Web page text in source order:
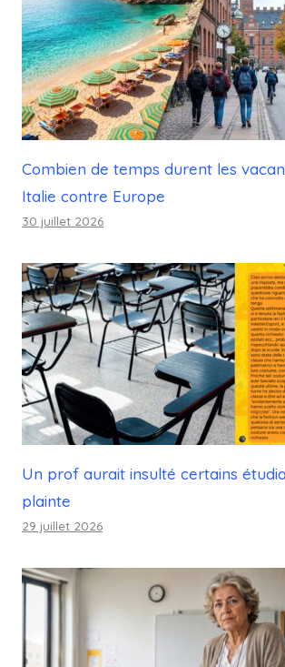
Combien de temps durent les
Italie contre Europe
30 juillet 2026
Un prof aurait insulté certains
plainte
29 juillet 2026